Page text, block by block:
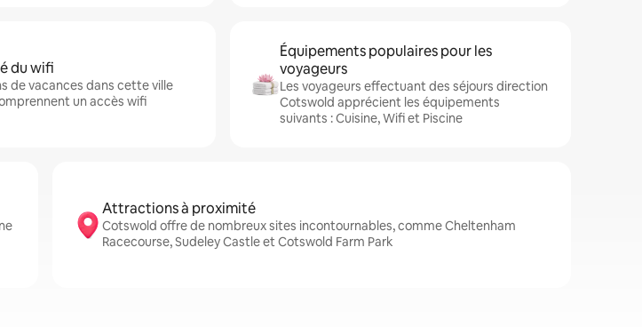
du wifi
de vacances dans cette ville
un accès wifi
Équipements populaires pour les
voyageurs
Les voyageurs effectuant des séjours direction
Cotswold apprécient les équipements
suivants : Cuisine, Wifi et Piscine
Attractions à proximité
Cotswold offre de nombreux sites incontournables, comme Cheltenham
Racecourse, Sudeley Castle et Cotswold Farm Park